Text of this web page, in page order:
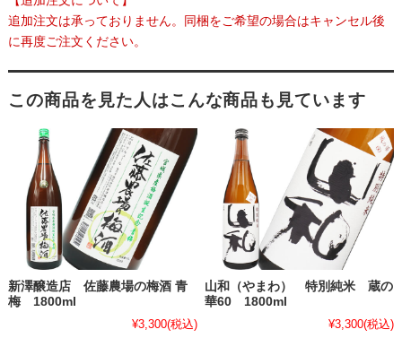
追加注文は承っておりません。同梱をご希望の場合はキャンセル後
に再度ご注文ください。
この商品を見た人はこんな商品も見ています
新澤醸造店 佐藤農場の梅酒 青
梅 1800ml
¥3,300(税込)
山和（やまわ） 特別純米 蔵の
華60 1800ml
¥3,300(税込)